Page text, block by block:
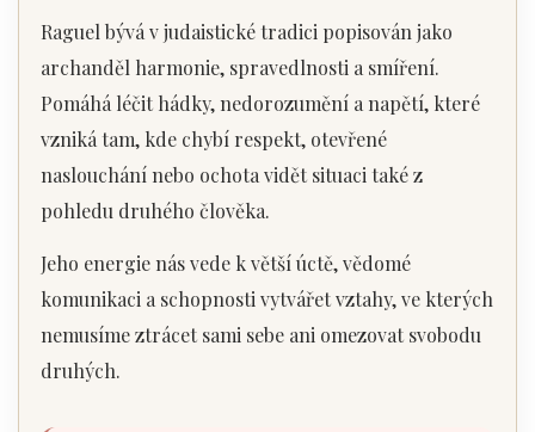
Raguel bývá v judaistické tradici popisován jako
archanděl harmonie, spravedlnosti a smíření.
Pomáhá léčit hádky, nedorozumění a napětí, které
vzniká tam, kde chybí respekt, otevřené
naslouchání nebo ochota vidět situaci také z
pohledu druhého člověka.
Jeho energie nás vede k větší úctě, vědomé
komunikaci a schopnosti vytvářet vztahy, ve kterých
nemusíme ztrácet sami sebe ani omezovat svobodu
druhých.